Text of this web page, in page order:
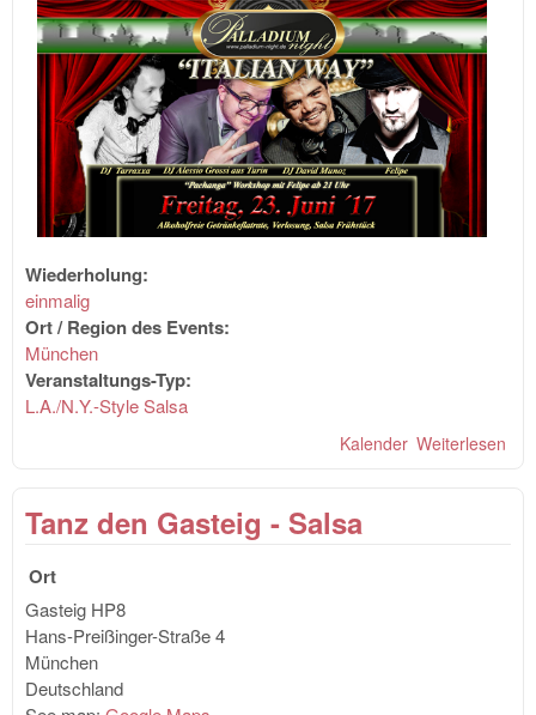
Wiederholung:
einmalig
Ort / Region des Events:
München
Veranstaltungs-Typ:
L.A./N.Y.-Style Salsa
Weiterlesen
Kalender
Tanz den Gasteig - Salsa
Ort
Gasteig HP8
Hans-Preißinger-Straße 4
München
Deutschland